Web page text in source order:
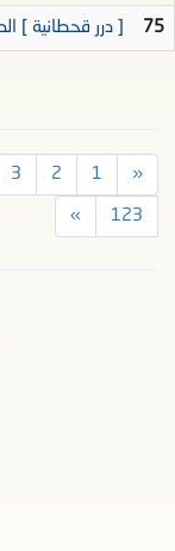
75 [ درر قحطانية ]
«
1
2
3
123
»